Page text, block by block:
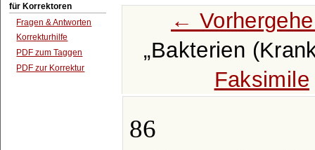
für Korrektoren
Fragen & Antworten
Korrekturhilfe
PDF zum Taggen
PDF zur Korrektur
←
Bakterien
Faksimile
86